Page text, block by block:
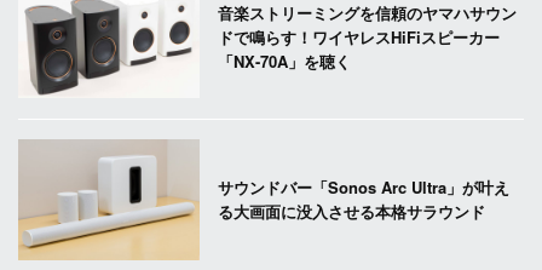
音楽ストリーミングを信頼のヤマハサウン
ドで鳴らす！ワイヤレスHiFiスピーカー
「NX-70A」を聴く
サウンドバー「Sonos Arc Ultra」が叶え
る大画面に没入させる本格サラウンド